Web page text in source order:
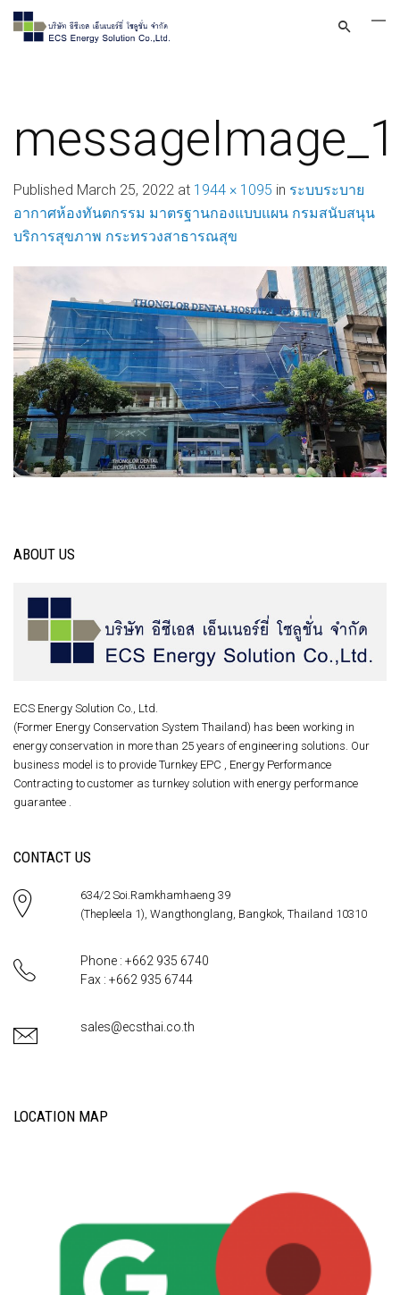
Published March 25, 2022 at 1944 × 1095 in ระบบระบาย
อากาศห้องทันตกรรม มาตรฐานกองแบบแผน กรมสนับสนุน
บริการสุขภาพ กระทรวงสาธารณสุข
ABOUT US
ECS Energy Solution Co., Ltd.
(Former Energy Conservation System Thailand) has been working in
energy conservation in more than 25 years of engineering solutions. Our
business model is to provide Turnkey EPC , Energy Performance
Contracting to customer as turnkey solution with energy performance
guarantee .
CONTACT US
634/2 Soi.Ramkhamhaeng 39
(Thepleela 1), Wangthonglang, Bangkok, Thailand 10310
Phone : +662 935 6740
Fax : +662 935 6744
sales@ecsthai.co.th
LOCATION MAP